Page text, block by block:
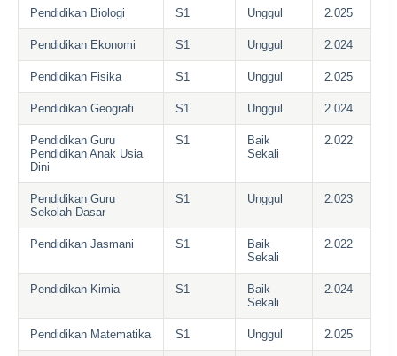
Pendidikan Biologi S1 Unggul 2.025
Pendidikan Ekonomi S1 Unggul 2.024
Pendidikan Fisika S1 Unggul 2.025
Pendidikan Geografi S1 Unggul 2.024
Pendidikan Guru
Pendidikan Anak Usia
Dini
S1
Baik
Sekali
2.022
Pendidikan Guru
Sekolah Dasar
S1 Unggul 2.023
Pendidikan Jasmani S1
Baik
Sekali
2.022
Pendidikan Kimia S1
Baik
Sekali
2.024
Pendidikan Matematika S1 Unggul 2.025